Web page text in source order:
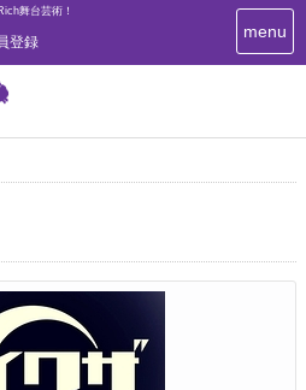
舞台芸術！
登録
T
o
menu